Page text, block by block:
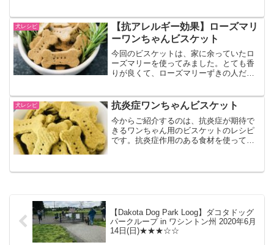
いかがでしょうか？左の３つがワンちゃ
ん用、右の茶色が人間用で...
犬レシピ
【抗アレルギー効果】ローズマリ
ーワンちゃんビスケット
今回のビスケットは、家に余っていたロ
ーズマリーを使ってみました。とても香
りが良くて、ローズマリーずきの人だっ
食いしています。ローズマリーが家にあ
るときに、試してみてはい...
犬レシピ 抗炎症ワンちゃんビスケット
今からご紹介するのは、抗炎症が期待で
きるワンちゃん用のビスケットのレシピ
です。抗炎症作用のある食材を使って、
【Dakota Dog Park Loog】ダコタドッグ
パークループ in ワシントン州 2020年6月
14日(日)★★★☆☆